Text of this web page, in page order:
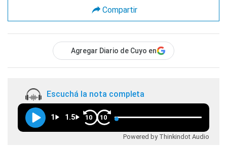
Compartir
Agregar Diario de Cuyo en
Escuchá la nota completa
1 1.5 10 10
Powered by Thinkindot Audio